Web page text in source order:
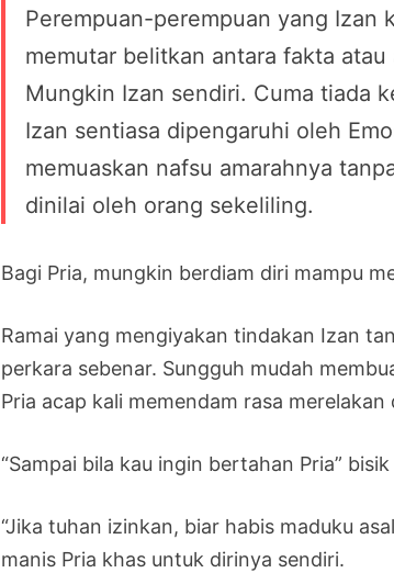
Perempuan-perempuan yang Izan
memutar belitkan antara fakta atau
Mungkin Izan sendiri. Cuma tiada
Izan sentiasa dipengaruhi oleh
memuaskan nafsu amarahnya
dinilai oleh orang sekeliling.
Bagi Pria, mungkin berdiam diri mampu
Ramai yang mengiyakan tindakan Izan
perkara sebenar. Sungguh mudah
Pria acap kali memendam rasa
“Sampai bila kau ingin bertahan Pria”
“Jika tuhan izinkan, biar habis maduku
manis Pria khas untuk dirinya sendiri.